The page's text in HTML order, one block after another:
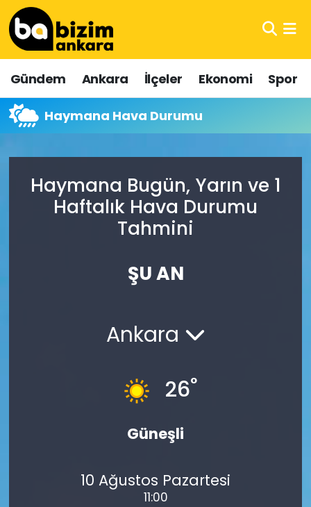
Gündem Ankara İlçeler Ekonomi Spor
Haymana Hava Durumu
Haymana Bugün, Yarın ve 1
Haftalık Hava Durumu
Tahmini
ŞU AN
Ankara
26°
Güneşli
10 Ağustos Pazartesi
11:00
Hava Durumu
Trafik Durumu
Süper Lig Puan Durumu ve Fikstür
Tüm Manşetler
Son Dakika Haberleri